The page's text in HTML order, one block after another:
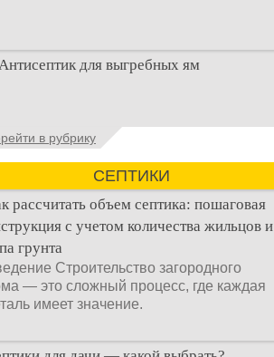
канализационного стока или
ямой всегда являлась не
для выгребных ям
Общие сведения об антисептиках
для выгребных ям – это
препараты, которые
в рубрику
СЕПТИКИ
рассчитать объем септика: пошаговая
с учетом количества жильцов и
грунта
Строительство загородного
— это сложный процесс, где каждая
имеет значение.